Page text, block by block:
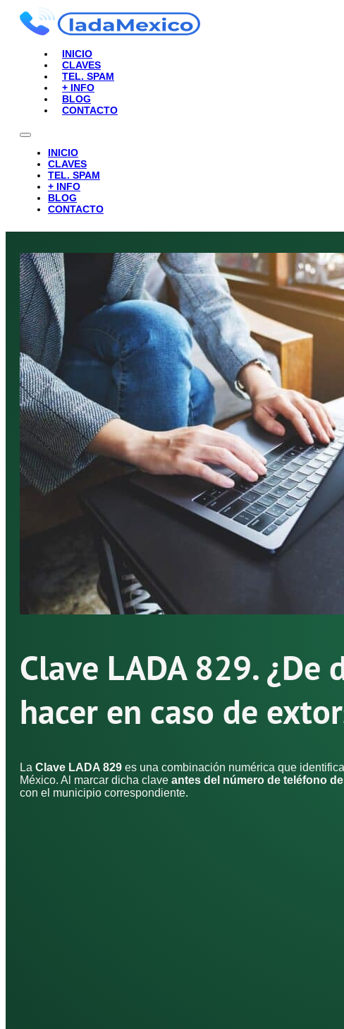
INICIO
CLAVES
TEL. SPAM
+ INFO
BLOG
CONTACTO
INICIO
CLAVES
TEL. SPAM
+ INFO
BLOG
CONTACTO
Clave LADA 829. ¿De
hacer en caso de
La Clave LADA 829 es una combinación numérica que
México. Al marcar dicha clave antes del número de teléfono
con el municipio correspondiente.